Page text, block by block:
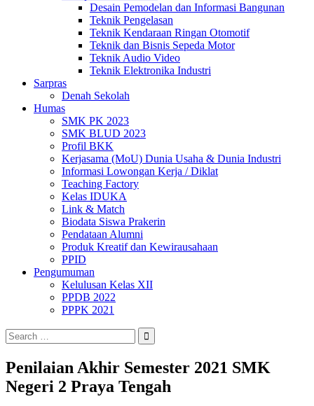
Desain Pemodelan dan Informasi Bangunan
Teknik Pengelasan
Teknik Kendaraan Ringan Otomotif
Teknik dan Bisnis Sepeda Motor
Teknik Audio Video
Teknik Elektronika Industri
Sarpras
Denah Sekolah
Humas
SMK PK 2023
SMK BLUD 2023
Profil BKK
Kerjasama (MoU) Dunia Usaha & Dunia Industri
Informasi Lowongan Kerja / Diklat
Teaching Factory
Kelas IDUKA
Link & Match
Biodata Siswa Prakerin
Pendataan Alumni
Produk Kreatif dan Kewirausahaan
PPID
Pengumuman
Kelulusan Kelas XII
PPDB 2022
PPPK 2021
Search
for:
Penilaian Akhir Semester 2021 SMK
Negeri 2 Praya Tengah